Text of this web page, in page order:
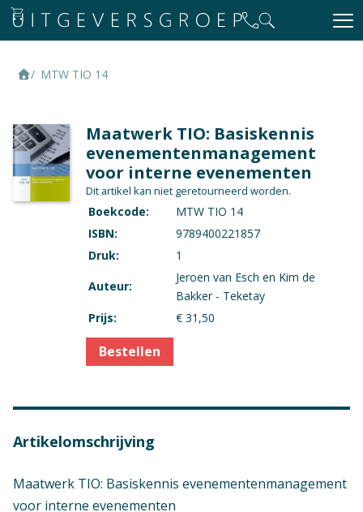
MTW TIO 14
Maatwerk TIO: Basiskennis
evenementenmanagement
voor interne evenementen
Dit artikel kan niet geretourneerd worden.
Boekcode:
MTW TIO 14
ISBN:
9789400221857
Druk:
1
Auteur:
Jeroen van Esch en Kim de
Bakker - Teketay
Prijs:
€ 31,50
Bestellen
Artikelomschrijving
Maatwerk TIO: Basiskennis evenementenmanagement
voor interne evenementen